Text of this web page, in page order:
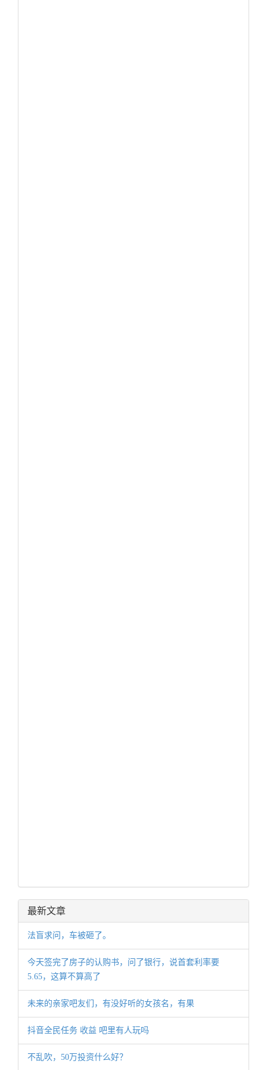
最新文章
法盲求问，车被砸了。
今天签完了房子的认购书，问了银行，说首套利率要
5.65，这算不算高了
未来的亲家吧友们，有没好听的女孩名，有果
抖音全民任务 收益 吧里有人玩吗
不乱吹，50万投资什么好？